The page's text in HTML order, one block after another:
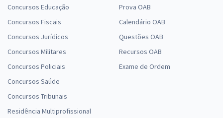
Concursos Educação
Concursos Fiscais
Concursos Jurídicos
Concursos Militares
Concursos Policiais
Concursos Saúde
Concursos Tribunais
Residência Multiprofissional
Prova OAB
Calendário OAB
Questões OAB
Recursos OAB
Exame de Ordem